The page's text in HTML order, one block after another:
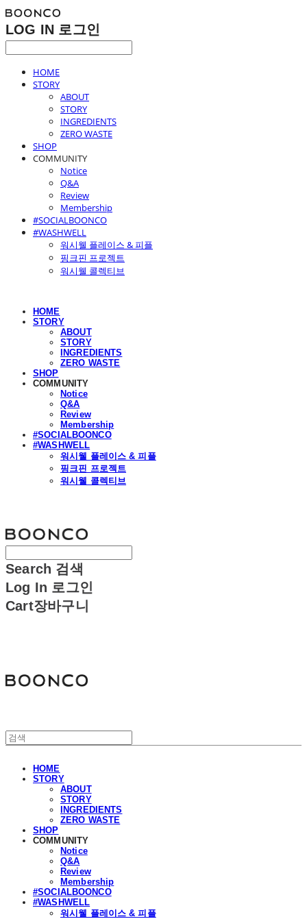
LOG IN 로그인
HOME
STORY
ABOUT
STORY
INGREDIENTS
ZERO WASTE
SHOP
COMMUNITY
Notice
Q&A
Review
Membership
#SOCIALBOONCO
#WASHWELL
워시웰 플레이스 & 피플
핑크핀 프로젝트
워시웰 콜렉티브
HOME
STORY
ABOUT
STORY
INGREDIENTS
ZERO WASTE
SHOP
COMMUNITY
Notice
Q&A
Review
Membership
#SOCIALBOONCO
#WASHWELL
워시웰 플레이스 & 피플
핑크핀 프로젝트
워시웰 콜렉티브
Search 검색
Log In 로그인
Cart장바구니
HOME
STORY
ABOUT
STORY
INGREDIENTS
ZERO WASTE
SHOP
COMMUNITY
Notice
Q&A
Review
Membership
#SOCIALBOONCO
#WASHWELL
워시웰 플레이스 & 피플